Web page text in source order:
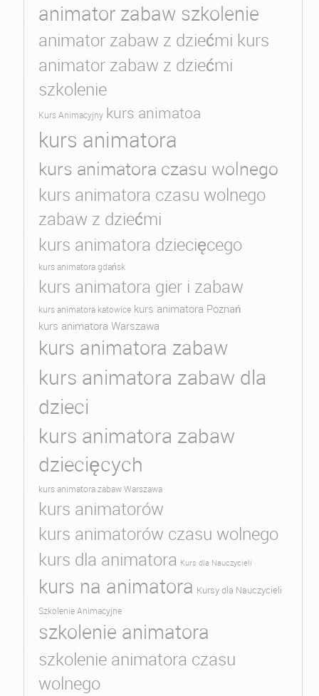
animator zabaw szkolenie
animator zabaw z dziećmi kurs
animator zabaw z dziećmi
szkolenie
Kurs Animacyjny kurs animatoa
kurs animatora
kurs animatora czasu wolnego
kurs animatora czasu wolnego
zabaw z dziećmi
kurs animatora dziecięcego
kurs animatora gdańsk
kurs animatora gier i zabaw
kurs animatora katowice kurs animatora Poznań
kurs animatora Warszawa
kurs animatora zabaw
kurs animatora zabaw dla
dzieci
kurs animatora zabaw
dziecięcych
kurs animatora zabaw Warszawa
kurs animatorów
kurs animatorów czasu wolnego
kurs dla animatora Kurs dla Nauczycieli
kurs na animatora Kursy dla Nauczycieli
Szkolenie Animacyjne
szkolenie animatora
szkolenie animatora czasu
wolnego